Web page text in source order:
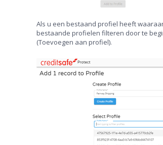
Als u een bestaand profiel heeft
bestaande profielen filteren door te
(Toevoegen aan profiel).